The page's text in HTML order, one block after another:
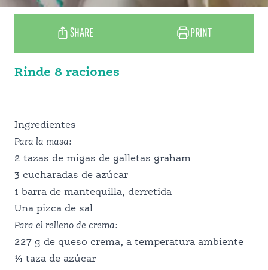
POR QUÉ CALIFORNIA
CONOCE A NUESTROS PRODUCTORES
Rinde 8 raciones
SHARE PRINT
Ingredientes
Para la masa:
2 tazas de migas de galletas graham
3 cucharadas de azúcar
1 barra de mantequilla, derretida
Una pizca de sal
Para el relleno de crema:
227 g de queso crema, a temperatura ambiente
¼ taza de azúcar